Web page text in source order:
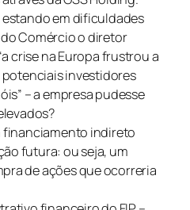
em dificuldades
Comércio o diretor
crise na Europa frustrou a
investidores
– a empresa pudesse
financiamento indireto
futura: ou seja, um
de ações que ocorreria